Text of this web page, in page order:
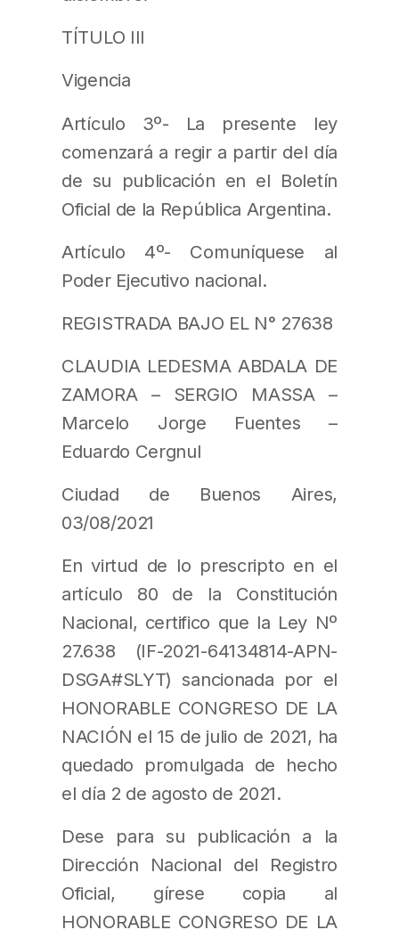
TÍTULO III
Vigencia
Artículo 3º- La presente ley
comenzará a regir a partir del día
de su publicación en el Boletín
Oficial de la República Argentina.
Artículo 4º- Comuníquese al
Poder Ejecutivo nacional.
REGISTRADA BAJO EL N° 27638
CLAUDIA LEDESMA ABDALA DE
ZAMORA – SERGIO MASSA –
Marcelo Jorge Fuentes –
Eduardo Cergnul
Ciudad de Buenos Aires,
03/08/2021
En virtud de lo prescripto en el
artículo 80 de la Constitución
Nacional, certifico que la Ley Nº
27.638 (IF-2021-64134814-APN-
DSGA#SLYT) sancionada por el
HONORABLE CONGRESO DE LA
NACIÓN el 15 de julio de 2021, ha
quedado promulgada de hecho
el día 2 de agosto de 2021.
Dese para su publicación a la
Dirección Nacional del Registro
Oficial, gírese copia al
HONORABLE CONGRESO DE LA